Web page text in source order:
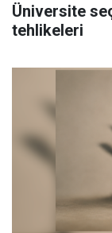
Üniversite
tehlikeleri